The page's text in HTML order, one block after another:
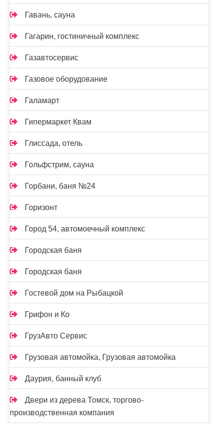
Гавань, сауна
Гагарин, гостиничный комплекс
Газавтосервис
Газовое оборудование
Галамарт
Гипермаркет Квам
Глиссада, отель
Гольфстрим, сауна
Горбани, баня №24
Горизонт
Город 54, автомоечный комплекс
Городская баня
Городская баня
Гостевой дом на Рыбацкой
Грифон и Ко
ГрузАвто Сервис
Грузовая автомойка, Грузовая автомойка
Даурия, банный клуб
Двери из дерева Томск, торгово-
производственная компания